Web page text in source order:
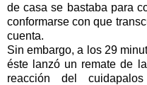
de casa se bastaba para
conformarse con que
cuenta.
Sin embargo, a los 29
éste lanzó un remate de
reacción del